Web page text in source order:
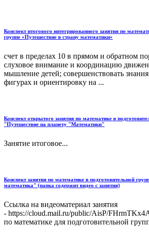
Конспект итогового интегрированного занятия по
группе «Путешествие в страну математики»
счет в пределах 10 в прямом и обратном
слуховое внимание и координацию
мышление детей; совершенствовать
фигурах и ориентировку на ...
Конспект открытого занятия по математике в
"Путешествие на планету "Математики"
Занятие итоговое...
Конспект занятия по математике в подготовительной
математика" (папка содержит видео с занятия)
Ссылка на видеоматериал занятия
- https://cloud.mail.ru/public/AisP/
по математике для подготовительной